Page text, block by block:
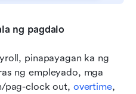
ng pagdalo
pinapayagan ka ng
ng empleyado, mga
pag-clock out, overtime,